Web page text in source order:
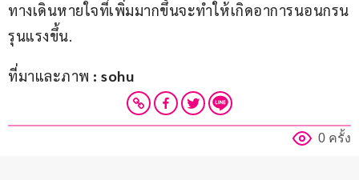
ทางเดินหายใจที่เพิ่มมากขึ้นจะทำให้เกิดอาการนอนกรน
รุนแรงขึ้น.
ที่มาและภาพ : sohu
0 ครั้ง